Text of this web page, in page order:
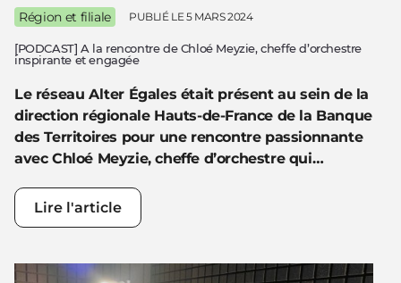
[PODCAST] A la rencontre de Chloé Meyzie, cheffe d’orchestre
inspirante et engagée
Le réseau Alter Égales était présent au sein de la
direction régionale Hauts-de-France de la Banque
des Territoires pour une rencontre passionnante
avec Chloé Meyzie, cheffe d’orchestre qui…
Région et filiale PUBLIÉ LE5 MARS 2024
Lire l'article